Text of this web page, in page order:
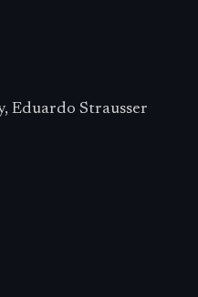
Eduardo Strausser